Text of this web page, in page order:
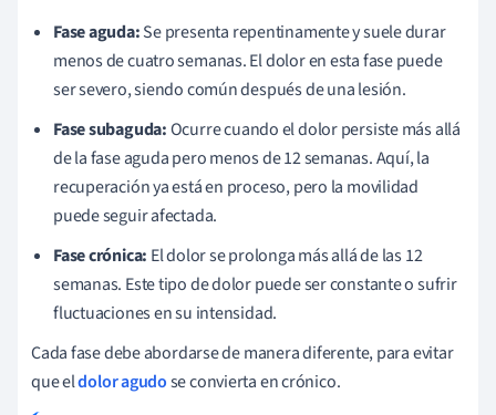
Fase aguda:Se presenta repentinamente y suele durar
menos de cuatro semanas. El dolor en esta fase puede
ser severo, siendo común después de una lesión.
Fase subaguda:Ocurre cuando el dolor persiste más allá
de la fase aguda pero menos de 12 semanas. Aquí, la
recuperación ya está en proceso, pero la movilidad
puede seguir afectada.
Fase crónica: El dolor se prolonga más allá de las 12
semanas. Este tipo de dolor puede ser constante o sufrir
fluctuaciones en su intensidad.
Cada fase debe abordarse de manera diferente, para evitar
que eldolor agudose convierta en crónico.